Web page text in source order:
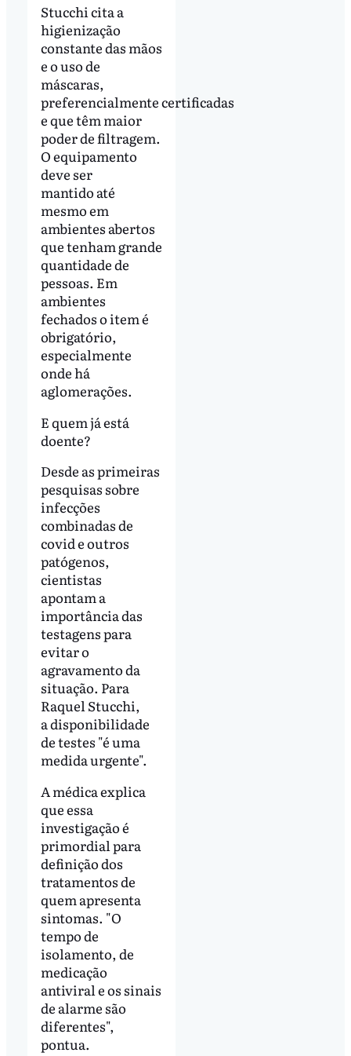
Stucchi cita a
higienização
constante das mãos
e o uso de
máscaras,
preferencialmente certificadas
e que têm maior
poder de filtragem.
O equipamento
deve ser
mantido até
mesmo em
ambientes abertos
que tenham grande
quantidade de
pessoas. Em
ambientes
fechados o item é
obrigatório,
especialmente
onde há
aglomerações.
E quem já está
doente?
Desde as primeiras
pesquisas sobre
infecções
combinadas de
covid e outros
patógenos,
cientistas
apontam a
importância das
testagens para
evitar o
agravamento da
situação. Para
Raquel Stucchi,
a disponibilidade
de testes "é uma
medida urgente".
A médica explica
que essa
investigação é
primordial para
definição dos
tratamentos de
quem apresenta
sintomas. "O
tempo de
isolamento, de
medicação
antiviral e os sinais
de alarme são
diferentes",
pontua.